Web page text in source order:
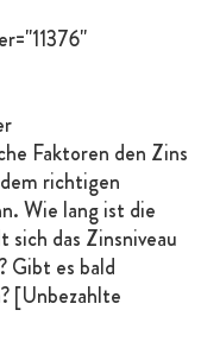
Faktoren den Zins
richtigen
Wie lang ist die
das Zinsniveau
Gibt es bald
[Unbezahlte